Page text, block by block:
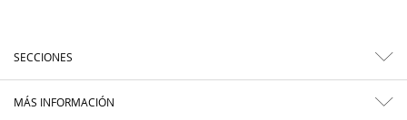
SECCIONES
MÁS INFORMACIÓN